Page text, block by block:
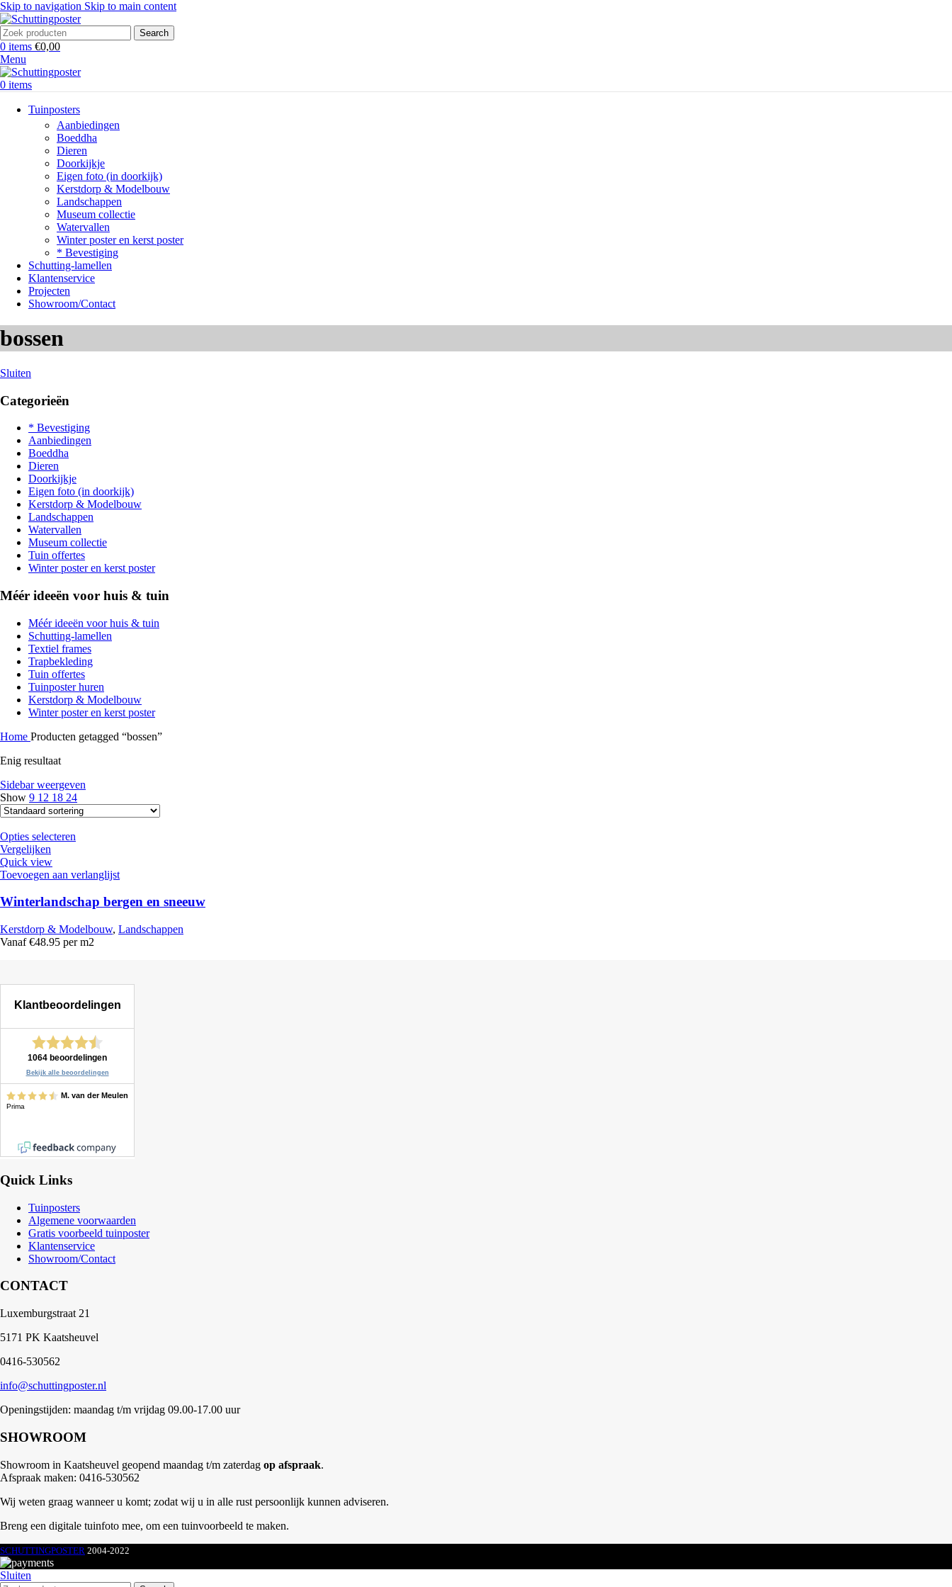
Skip to navigation Skip to main content
Search
0 items €0,00
Menu
0 items
Tuinposters
Aanbiedingen
Boeddha
Dieren
Doorkijkje
Eigen foto (in doorkijk)
Kerstdorp & Modelbouw
Landschappen
Museum collectie
Watervallen
Winter poster en kerst poster
* Bevestiging
Schutting-lamellen
Klantenservice
Projecten
Showroom/Contact
bossen
Sluiten
Categorieën
* Bevestiging
Aanbiedingen
Boeddha
Dieren
Doorkijkje
Eigen foto (in doorkijk)
Kerstdorp & Modelbouw
Landschappen
Watervallen
Museum collectie
Tuin offertes
Winter poster en kerst poster
Méér ideeën voor huis & tuin
Méér ideeën voor huis & tuin
Schutting-lamellen
Textiel frames
Trapbekleding
Tuin offertes
Tuinposter huren
Kerstdorp & Modelbouw
Winter poster en kerst poster
Home Producten getagged “bossen”
Enig resultaat
Sidebar weergeven
Show 9 12 18 24
Opties selecteren
Vergelijken
Quick view
Toevoegen aan verlanglijst
Winterlandschap bergen en sneeuw
Kerstdorp & Modelbouw, Landschappen
Vanaf €48.95 per m2
Quick Links
Tuinposters
Algemene voorwaarden
Gratis voorbeeld tuinposter
Klantenservice
Showroom/Contact
CONTACT
Luxemburgstraat 21
5171 PK Kaatsheuvel
0416-530562
info@schuttingposter.nl
Openingstijden: maandag t/m vrijdag 09.00-17.00 uur
SHOWROOM
Showroom in Kaatsheuvel geopend maandag t/m zaterdag op afspraak.
Afspraak maken: 0416-530562
Wij weten graag wanneer u komt; zodat wij u in alle rust persoonlijk kunnen adviseren.
Breng een digitale tuinfoto mee, om een tuinvoorbeeld te maken.
SCHUTTINGPOSTER 2004-2022
Sluiten